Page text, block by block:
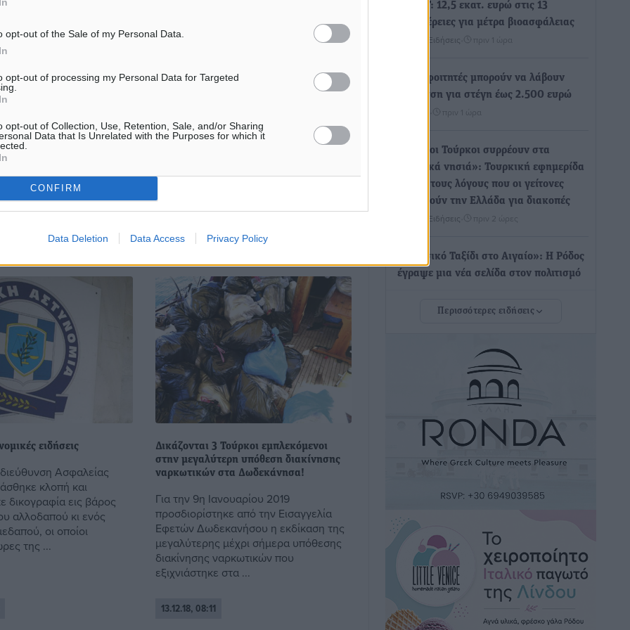
opt-out of the Sale of my Personal Data.
opt-out of processing my Personal Data for Targeted
opt-out of Collection, Use, Retention, Sale, and/or Sharing
Data that Is Unrelated with the Purposes for which it
CONFIRM
Data Deletion Data Access Privacy Policy
μοίρασε τρόφιμα σε
του προγράμματος ΚΕΑ/
των εορτών των
και της υλοποίησης του
του Ταμείου
Βοήθειας Απόρων
ο Δήμαρχος Ρόδου
με την ...
Eκλογοαπολογιστική συνέλευση του
Σωματείου Ιδιοκτητών Φροντιστηρίων
Φροντιστηρίων Β΄Βάθμιας Εκπ/σης
Δωδ/σου πραγματοποιεί
αρχαιρεσίες την Παρασκευή 14
13.12.18, 08:46
ειδήσεις
Ασφαλείας
κλοπή και
δικογραφία εις βάρος
αλλοδαπού κι ενός
οι οποίοι
της ...
Δικάζονται 3 Τούρκοι εμπλεκόμενοι
στην μεγαλύτερη υπόθεση διακίνησης
ναρκωτικών στα Δωδεκάνησα!
Για την 9η Ιανουαρίου 2019
προσδιορίστηκε από την Εισαγγελία
Εφετών Δωδεκανήσου η εκδίκαση της
μεγαλύτερης μέχρι σήμερα υπόθεσης
διακίνησης ναρκωτικών που
εξιχνιάστηκε στα ...
13.12.18, 08:11
ΥΠΑΑΤ: 12,5 εκατ. ευρώ στις 13
Περιφέρειες για μέτρα βιοασφάλειας
Τοπικές Ειδήσεις πριν 1 ώρα
Ποιοι φοιτητές μπορούν να λάβουν
ενίσχυση για στέγη έως 2.500 ευρώ
πριν 1 ώρα
«Γιατί οι Τούρκοι συρρέουν στα
ελληνικά νησιά»: Τουρκική εφημερίδα
εξηγεί τους λόγους που οι γείτονες
προτιμούν την Ελλάδα για διακοπές
Τοπικές Ειδήσεις πριν 2 ώρες
«Μουσικό Ταξίδι στο Αιγαίο»: Η Ρόδος
έγραψε μια νέα σελίδα στον πολιτισμό
των ελλείψεων προσωπικού
ανακοίνωσε ο Άδωνις Γεωργιάδης
πριν 2 ώρες
Iατρικός Σύλλογος Ροδου προς Α.
την Ενίσχυση της Δημόσιας Υγείας στη
Νοσοκομεία της Γ΄ Ζώνης
Τοπικές Ειδήσεις
Πάνθηρες: Ξεκίνησαν αισιόδοξοι για
την παρθενική “πτήση” τους
Αθλητικά• πριν 3 ώρες
Περισσότερες ειδήσεις